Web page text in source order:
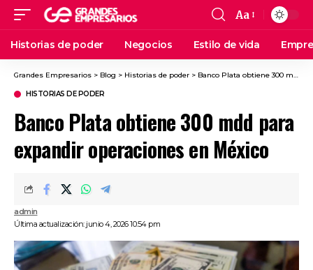
Aa
Historias de poder Negocios Estilo de vida
Grandes Empresarios > Blog > Historias de poder > Banco Plata obtiene 300 mdd para expandir operaciones en México
HISTORIAS DE PODER
Banco Plata obtiene 300 mdd para
expandir operaciones en México
Última actualización: junio 4, 2026 10:54 pm
admin